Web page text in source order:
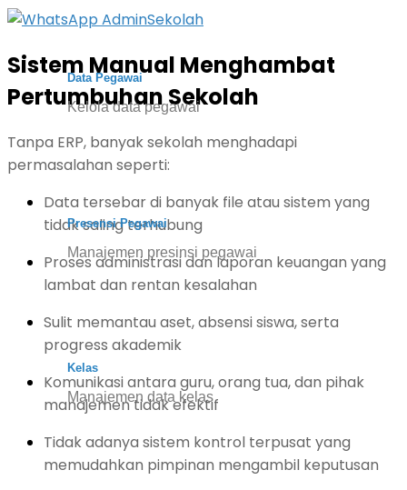
Data Pegawai
Kelola data pegawai
Presensi Pegawai
Manajemen presinsi pegawai
Kelas
Manajemen data kelas
Sistem Manual Menghambat
Pertumbuhan Sekolah
Tanpa ERP, banyak sekolah menghadapi
permasalahan seperti:
Data tersebar di banyak file atau sistem yang
tidak saling terhubung
Proses administrasi dan laporan keuangan yang
lambat dan rentan kesalahan
Sulit memantau aset, absensi siswa, serta
progress akademik
Komunikasi antara guru, orang tua, dan pihak
manajemen tidak efektif
Tidak adanya sistem kontrol terpusat yang
memudahkan pimpinan mengambil keputusan